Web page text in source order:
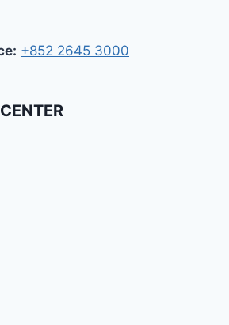
+852 2645 3000